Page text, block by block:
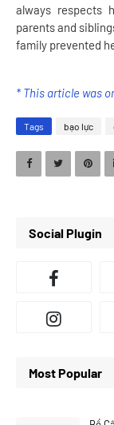
always respects
parents and
family prevented
* This article was
Tags bạo lực
Social Plugin
Most Popular